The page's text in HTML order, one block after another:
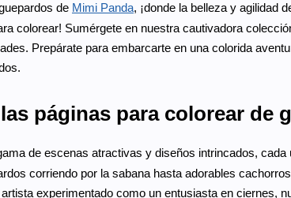
de Mimi Panda, ¡donde la belleza y agilidad
colorear! Sumérgete en nuestra cautivadora
Prepárate para embarcarte en una colorida
páginas para colorear de
de escenas atractivas y diseños intrincados,
corriendo por la sabana hasta adorables
experimentado como un entusiasta en ciernes,